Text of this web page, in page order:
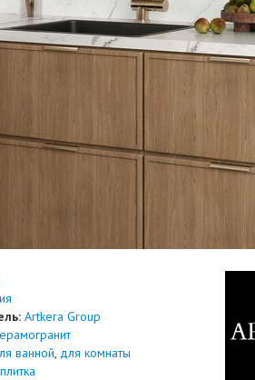
Artkera Group
ванной, для комнаты
плитка